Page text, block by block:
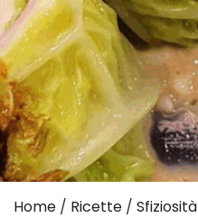
Home / Ricette / Sfiziosità